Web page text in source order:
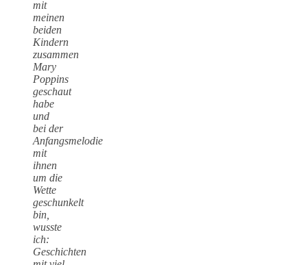
mit
meinen
beiden
Kindern
zusammen
Mary
Poppins
geschaut
habe
und
bei der
Anfangsmelodie
mit
ihnen
um die
Wette
geschunkelt
bin,
wusste
ich:
Geschichten